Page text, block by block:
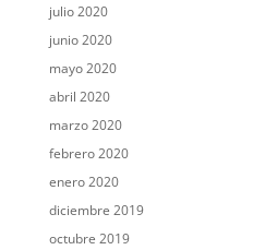
julio 2020
junio 2020
mayo 2020
abril 2020
marzo 2020
febrero 2020
enero 2020
diciembre 2019
octubre 2019